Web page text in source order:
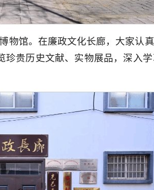
物馆。在廉政文化长廊，大家
贵历史文献、实物展品，深入